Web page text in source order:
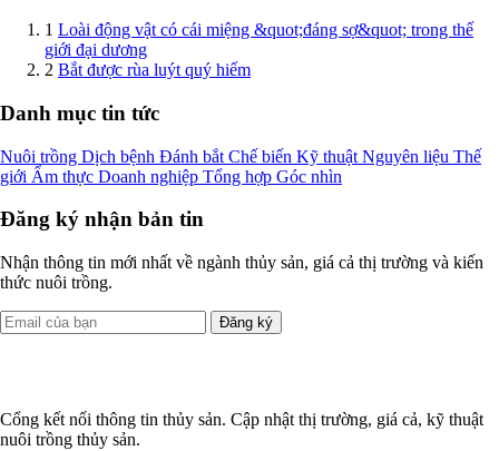
1 Loài động vật có cái miệng &quot;đáng sợ&quot; trong thế
giới đại dương
2 Bắt được rùa luýt quý hiếm
Danh mục tin tức
Nuôi trồng Dịch bệnh Đánh bắt Chế biến Kỹ thuật Nguyên liệu Thế
giới Ẩm thực Doanh nghiệp Tổng hợp Góc nhìn
Đăng ký nhận bản tin
Nhận thông tin mới nhất về ngành thủy sản, giá cả thị trường và kiến
thức nuôi trồng.
Đăng ký
Cổng kết nối thông tin thủy sản. Cập nhật thị trường, giá cả, kỹ thuật
nuôi trồng thủy sản.